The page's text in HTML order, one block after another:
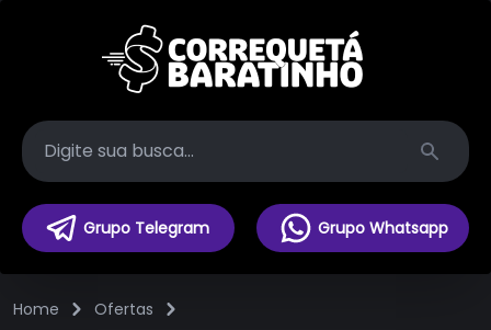
Search
Grupo Telegram Grupo Whatsapp
Home Ofertas